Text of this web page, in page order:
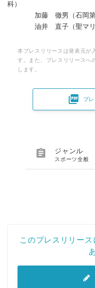
科）
加藤 徹男（石岡第
油井 直子（聖マリア
本プレスリリースは発表元が
す。また、プレスリリースへ
します。
 プ
 ジャンル
スポーツ全般
このプレスリリー